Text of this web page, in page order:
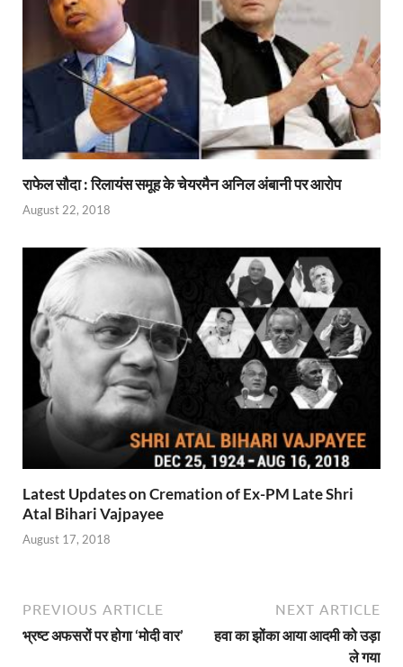
राफेल सौदा : रिलायंस समूह के चेयरमैन अनिल अंबानी पर आरोप
August 22, 2018
Latest Updates on Cremation of Ex-PM Late Shri
Atal Bihari Vajpayee
August 17, 2018
PREVIOUS ARTICLE
भ्रष्ट अफसरों पर होगा ‘मोदी वार’
NEXT ARTICLE
हवा का झोंका आया आदमी को उड़ा
ले गया